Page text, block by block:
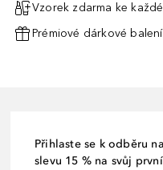
Vzorek zdarma ke
Prémiové dárkové
Přihlaste se k odběru
slevu 15 % na svůj